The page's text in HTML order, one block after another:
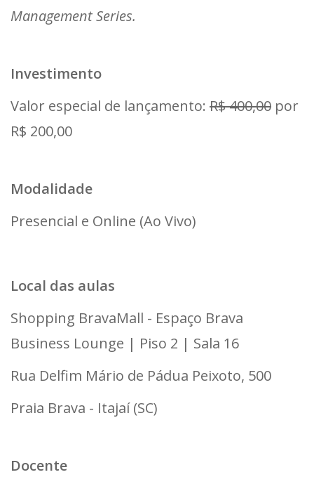
Management Series.
Investimento
Valor especial de lançamento: R$ 400,00 por
R$ 200,00
Modalidade
Presencial e Online (Ao Vivo)
Local das aulas
Shopping BravaMall - Espaço Brava
Business Lounge | Piso 2 | Sala 16
Rua Delfim Mário de Pádua Peixoto, 500
Praia Brava - Itajaí (SC)
Docente